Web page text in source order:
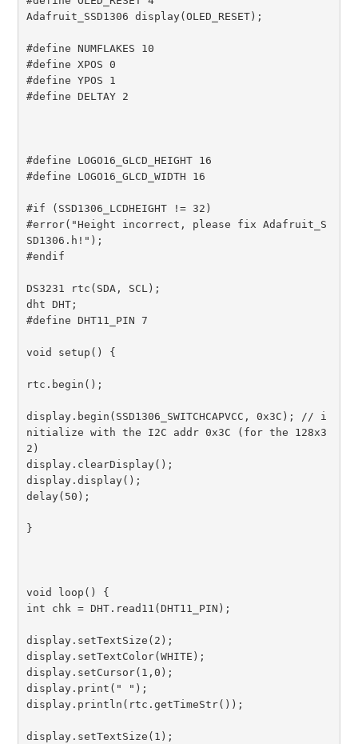
Adafruit_SSD1306 display(OLED_RESET);
#define NUMFLAKES 10
#define XPOS 0
#define YPOS 1
#define DELTAY 2
#define LOGO16_GLCD_HEIGHT 16
#define LOGO16_GLCD_WIDTH 16
#if (SSD1306_LCDHEIGHT != 32)
#error("Height incorrect, please fix Adafruit_S
SD1306.h!");
#endif
DS3231 rtc(SDA, SCL);
dht DHT;
#define DHT11_PIN 7
void setup() {
rtc.begin();
display.begin(SSD1306_SWITCHCAPVCC, 0x3C); // i
nitialize with the I2C addr 0x3C (for the 128x3
2)
display.clearDisplay();
display.display();
delay(50);
}
void loop() {
int chk = DHT.read11(DHT11_PIN);
display.setTextSize(2);
display.setTextColor(WHITE);
display.setCursor(1,0);
display.print(" ");
display.println(rtc.getTimeStr());
display.setTextSize(1);